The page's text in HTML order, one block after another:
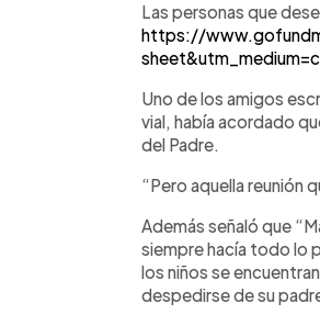
Las personas que
https://
Uno de los amigos
vial, había acordado
del Padre.
“Pero aquella reunión
Además señaló que
siempre hacía todo lo
los niños se
despedirse de su